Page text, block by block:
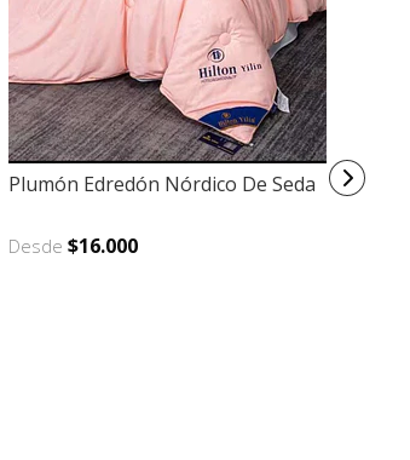
Plumón Edredón Nórdico De Seda
Desde $16.000